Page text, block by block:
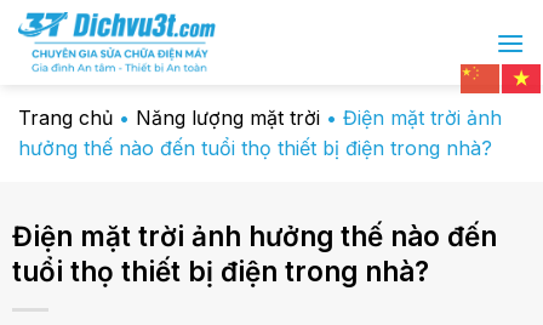
Chuyển
đến
dung
Trang chủ • Năng lượng mặt trời • Điện mặt trời ảnh
hưởng thế nào đến tuổi thọ thiết bị điện trong nhà?
Điện mặt trời ảnh hưởng thế nào đến
tuổi thọ thiết bị điện trong nhà?